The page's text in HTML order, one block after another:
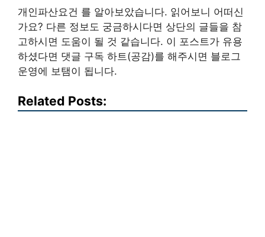
개인파산요건 를 알아보았습니다. 읽어보니 어떠신
가요? 다른 정보도 궁금하시다면 상단의 글들을 참
고하시면 도움이 될 것 같습니다. 이 포스트가 유용
하셨다면 댓글 구독 하트(공감)를 해주시면 블로그
운영에 보탬이 됩니다.
Related Posts: